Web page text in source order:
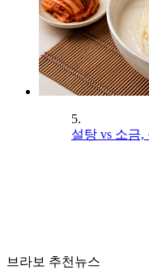
5.
설탕 vs 소금
브라보 추천뉴스